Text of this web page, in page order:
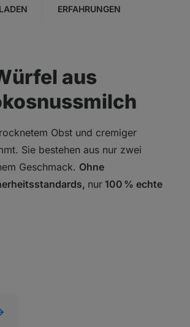
ERFAHRUNGEN
aus
Obst und cremiger
Sie bestehen aus nur zwei
Geschmack. Ohne
nur 100 % echte